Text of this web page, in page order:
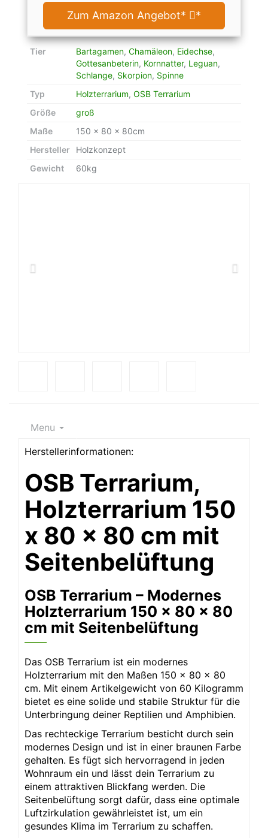
Zum Amazon Angebot* *
Tier Bartagamen, Chamäleon, Eidechse,
Gottesanbeterin, Kornnatter, Leguan,
Schlange, Skorpion, Spinne
Typ
Holzterrarium, OSB Terrarium
Größe
groß
Maße
150 x 80 x 80cm
Hersteller
Holzkonzept
Gewicht
60kg
Menu
Herstellerinformationen:
OSB Terrarium,
Holzterrarium 150
x 80 x 80 cm mit
Seitenbelüftung
OSB Terrarium – Modernes
Holzterrarium 150 x 80 x 80
cm mit Seitenbelüftung
Das OSB Terrarium ist ein modernes
Holzterrarium mit den Maßen 150 x 80 x 80
cm. Mit einem Artikelgewicht von 60 Kilogramm
bietet es eine solide und stabile Struktur für die
Unterbringung deiner Reptilien und Amphibien.
Das rechteckige Terrarium besticht durch sein
modernes Design und ist in einer braunen Farbe
gehalten. Es fügt sich hervorragend in jeden
Wohnraum ein und lässt dein Terrarium zu
einem attraktiven Blickfang werden. Die
Seitenbelüftung sorgt dafür, dass eine optimale
Luftzirkulation gewährleistet ist, um ein
gesundes Klima im Terrarium zu schaffen.